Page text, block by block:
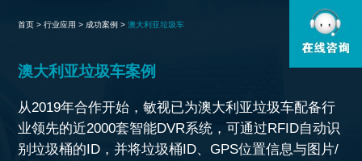
首页 > 行业应用 > 成功案例 > 澳大利亚垃圾车
澳大利亚垃圾车案例
从2019年合作开始，敏视已为澳大利亚垃圾车配备行
业领先的近2000套智能DVR系统，可通过RFID自动识
别垃圾桶的ID，并将垃圾桶ID、GPS位置信息与图片/